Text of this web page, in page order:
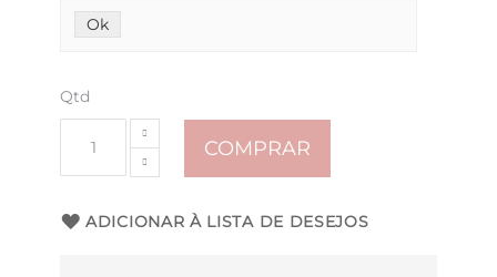
Ok
Qtd
COMPRAR
ADICIONAR À LISTA DE DESEJOS